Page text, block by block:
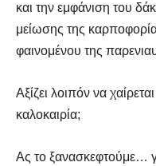
και την εμφάνιση του
μείωσης της
φαινομένου της
Αξίζει λοιπόν να
καλοκαιρία;
Ας το ξανασκεφτούμε…